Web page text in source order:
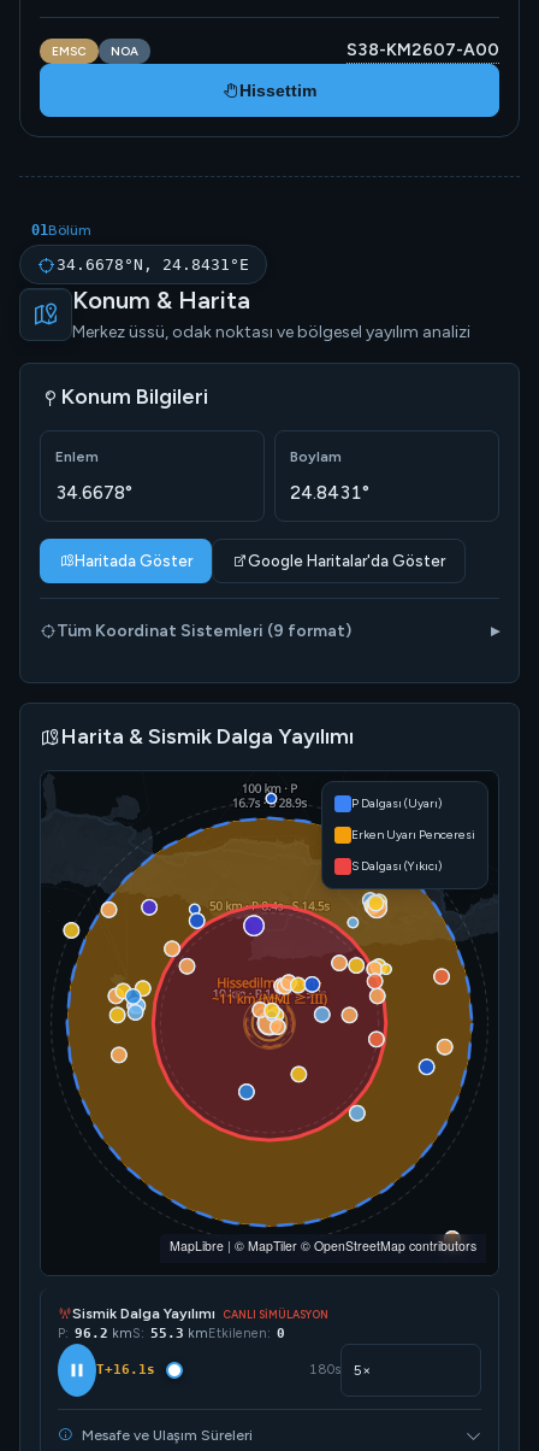
EMSC NOA S38-KM2607-A00
Hissettim
01Bölüm
34.6678°N, 24.8431°E
Konum & Harita
Merkez üssü, odak noktası ve bölgesel yayılım analizi
Konum Bilgileri
Enlem
34.6678°
Boylam
24.8431°
Haritada Göster Google Haritalar'da Göster
Tüm Koordinat Sistemleri (9 format)
Harita & Sismik Dalga Yayılımı
MapLibre | © MapTiler © OpenStreetMap contributors
P Dalgası (Uyarı)
Erken Uyarı Penceresi
S Dalgası (Yıkıcı)
Sismik Dalga Yayılımı CANLI SİMÜLASYON
P: 128.2kmS: 73.8kmEtkilenen:
T+21.4s 180s
Mesafe ve Ulaşım Süreleri